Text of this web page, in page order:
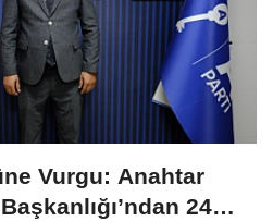
Vurgu: Anahtar
24